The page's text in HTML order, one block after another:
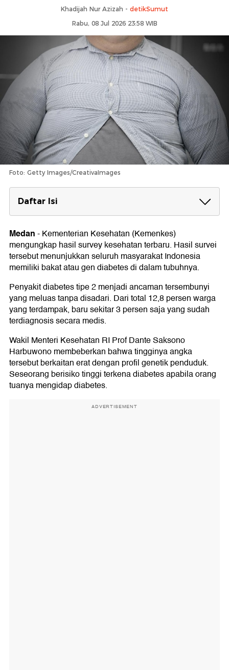
Khadijah Nur Azizah - detikSumut
Rabu, 08 Jul 2026 23:58 WIB
Foto: Getty Images/CreativaImages
Daftar Isi
Obesitas Jadi Pemicu
Medan-Kementerian Kesehatan (Kemenkes)
mengungkap hasil survey kesehatan terbaru. Hasil survei
tersebut menunjukkan seluruh masyarakat Indonesia
memiliki bakat atau gen diabetes di dalam tubuhnya.
Penyakit diabetes tipe 2 menjadi ancaman tersembunyi
yang meluas tanpa disadari. Dari total 12,8 persen warga
yang terdampak, baru sekitar 3 persen saja yang sudah
terdiagnosis secara medis.
Wakil Menteri Kesehatan RI Prof Dante Saksono
Harbuwono membeberkan bahwa tingginya angka
tersebut berkaitan erat dengan profil genetik penduduk.
Seseorang berisiko tinggi terkena diabetes apabila orang
tuanya mengidap diabetes.
ADVERTISEMENT